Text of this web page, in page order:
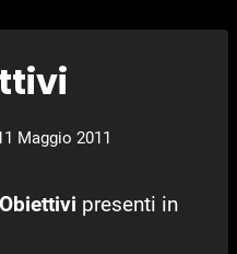
Maggio 2011
Obiettivi presenti in